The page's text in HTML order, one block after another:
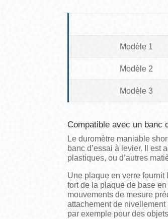
Modèle 1
Modèle 2
Modèle 3
Compatible avec un banc
Le duromètre maniable
banc d’essai à levier. Il est
plastiques, ou d’autres
Une plaque en verre fournit
fort de la plaque de base
mouvements de mesure
attachement de
par exemple pour des